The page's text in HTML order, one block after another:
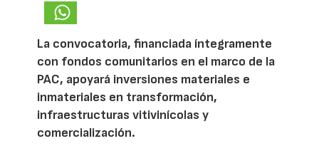
La convocatoria, financiada íntegramente
con fondos comunitarios en el marco de la
PAC, apoyará inversiones materiales e
inmateriales en transformación,
infraestructuras vitivinícolas y
comercialización.